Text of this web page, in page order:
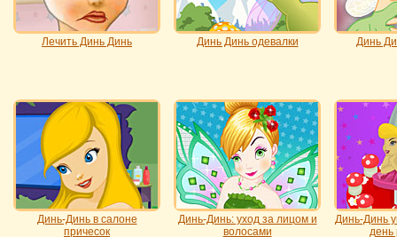
Лечить Динь Динь Динь Динь одевалки Динь
Динь-Динь в салоне
причесок
Динь-Динь: уход за лицом и
волосами
Динь-Динь
день